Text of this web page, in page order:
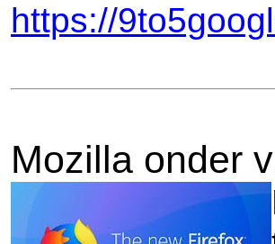
https://
Mozilla onder